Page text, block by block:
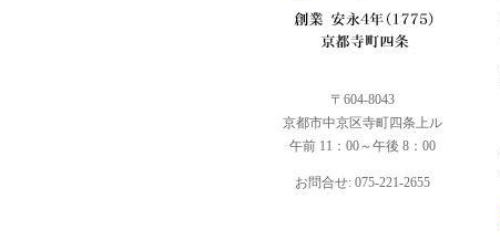
〒604-8043
京都市中京区寺町四条上ル
午前 11：00～午後 8：00
お問合せ: 075-221-2655